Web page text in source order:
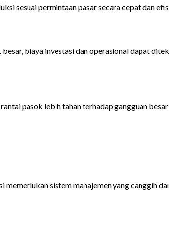
sesuai permintaan pasar secara cepat dan
biaya investasi dan operasional dapat
pasok lebih tahan terhadap gangguan
sistem manajemen yang canggih